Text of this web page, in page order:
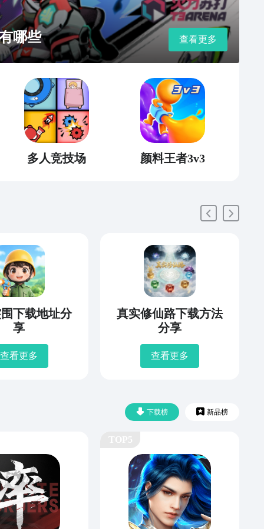
哪些 查看更多
多人竞技场 颜料王者3v3
下载地址分
享
查看更多
真实修仙路下载方法
分享
查看更多
下载榜 新品榜